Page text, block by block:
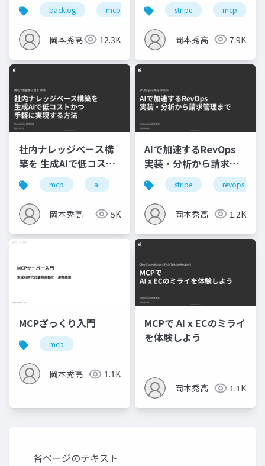
報を集約すべきか？
backlog mcp 業務効率化
岡本秀高 12.3K
stripe mcp
岡本秀高 7.9K
社内ナレッジベース構
築を 生成AIで低コスト
かつ 手軽に実現する方
法 - 東北IT物産展2025
mcp ai
岡本秀高 5K
AIで加速するRevOps
実装・分析から請求管
理までstripe revops
岡本秀高 1.2K
MCPざっくり入門
mcp
岡本秀高 1.1K
MCPで AI x ECのミライ
を体験しよう
岡本秀高 1.1K
各ページのテキスト